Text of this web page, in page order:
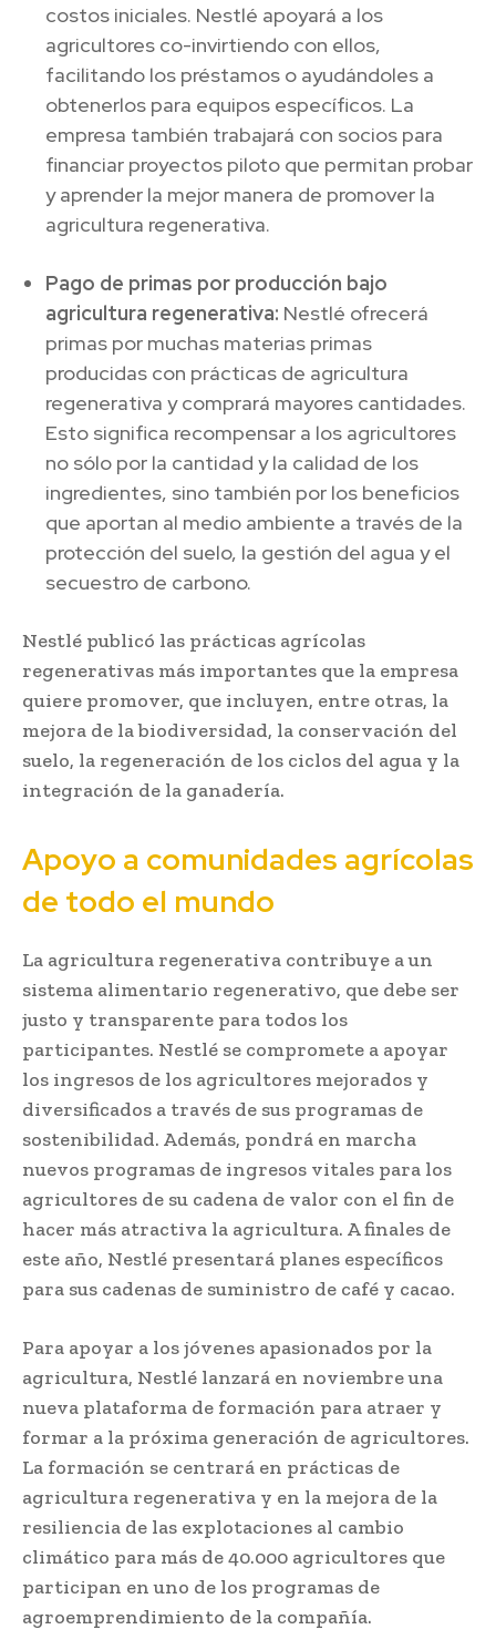
costos iniciales. Nestlé apoyará a los
agricultores co-invirtiendo con ellos,
facilitando los préstamos o ayudándoles a
obtenerlos para equipos específicos. La
empresa también trabajará con socios para
financiar proyectos piloto que permitan probar
y aprender la mejor manera de promover la
agricultura regenerativa.
Pago de primas por producción bajo
agricultura regenerativa: Nestlé ofrecerá
primas por muchas materias primas
producidas con prácticas de agricultura
regenerativa y comprará mayores cantidades.
Esto significa recompensar a los agricultores
no sólo por la cantidad y la calidad de los
ingredientes, sino también por los beneficios
que aportan al medio ambiente a través de la
protección del suelo, la gestión del agua y el
secuestro de carbono.
Nestlé publicó las prácticas agrícolas
regenerativas más importantes que la empresa
quiere promover, que incluyen, entre otras, la
mejora de la biodiversidad, la conservación del
suelo, la regeneración de los ciclos del agua y la
integración de la ganadería.
Apoyo a comunidades agrícolas
de todo el mundo
La agricultura regenerativa contribuye a un
sistema alimentario regenerativo, que debe ser
justo y transparente para todos los
participantes. Nestlé se compromete a apoyar
los ingresos de los agricultores mejorados y
diversificados a través de sus programas de
sostenibilidad. Además, pondrá en marcha
nuevos programas de ingresos vitales para los
agricultores de su cadena de valor con el fin de
hacer más atractiva la agricultura. A finales de
este año, Nestlé presentará planes específicos
para sus cadenas de suministro de café y cacao.
Para apoyar a los jóvenes apasionados por la
agricultura, Nestlé lanzará en noviembre una
nueva plataforma de formación para atraer y
formar a la próxima generación de agricultores.
La formación se centrará en prácticas de
agricultura regenerativa y en la mejora de la
resiliencia de las explotaciones al cambio
climático para más de 40.000 agricultores que
participan en uno de los programas de
agroemprendimiento de la compañía.